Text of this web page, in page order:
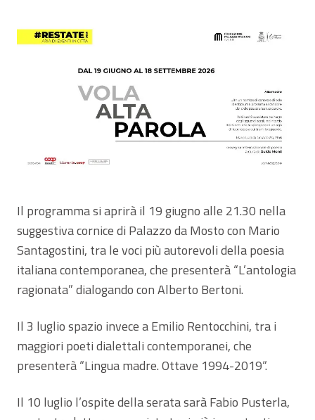
Il programma si aprirà il 19 giugno alle 21.30 nella
suggestiva cornice di Palazzo da Mosto con Mario
Santagostini, tra le voci più autorevoli della poesia
italiana contemporanea, che presenterà “L’antologia
ragionata” dialogando con Alberto Bertoni.
Il 3 luglio spazio invece a Emilio Rentocchini, tra i
maggiori poeti dialettali contemporanei, che
presenterà “Lingua madre. Ottave 1994-2019“.
Il 10 luglio l’ospite della serata sarà Fabio Pusterla,